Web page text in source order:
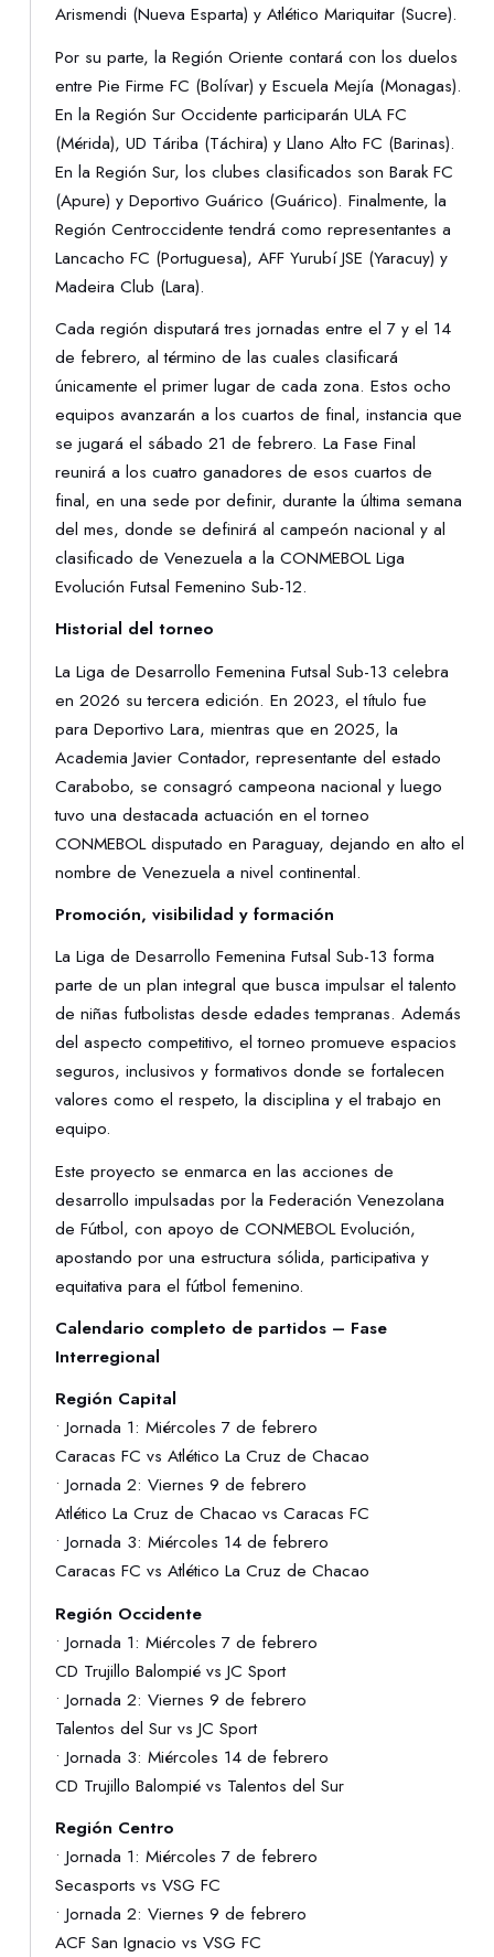
Arismendi (Nueva Esparta) y Atlético Mariquitar (Sucre).
Por su parte, la Región Oriente contará con los duelos
entre Pie Firme FC (Bolívar) y Escuela Mejía (Monagas).
En la Región Sur Occidente participarán ULA FC
(Mérida), UD Táriba (Táchira) y Llano Alto FC (Barinas).
En la Región Sur, los clubes clasificados son Barak FC
(Apure) y Deportivo Guárico (Guárico). Finalmente, la
Región Centroccidente tendrá como representantes a
Lancacho FC (Portuguesa), AFF Yurubí JSE (Yaracuy) y
Madeira Club (Lara).
Cada región disputará tres jornadas entre el 7 y el 14
de febrero, al término de las cuales clasificará
únicamente el primer lugar de cada zona. Estos ocho
equipos avanzarán a los cuartos de final, instancia que
se jugará el sábado 21 de febrero. La Fase Final
reunirá a los cuatro ganadores de esos cuartos de
final, en una sede por definir, durante la última semana
del mes, donde se definirá al campeón nacional y al
clasificado de Venezuela a la CONMEBOL Liga
Evolución Futsal Femenino Sub-12.
Historial del torneo
La Liga de Desarrollo Femenina Futsal Sub-13 celebra
en 2026 su tercera edición. En 2023, el título fue
para Deportivo Lara, mientras que en 2025, la
Academia Javier Contador, representante del estado
Carabobo, se consagró campeona nacional y luego
tuvo una destacada actuación en el torneo
CONMEBOL disputado en Paraguay, dejando en alto el
nombre de Venezuela a nivel continental.
Promoción, visibilidad y formación
La Liga de Desarrollo Femenina Futsal Sub-13 forma
parte de un plan integral que busca impulsar el talento
de niñas futbolistas desde edades tempranas. Además
del aspecto competitivo, el torneo promueve espacios
seguros, inclusivos y formativos donde se fortalecen
valores como el respeto, la disciplina y el trabajo en
equipo.
Este proyecto se enmarca en las acciones de
desarrollo impulsadas por la Federación Venezolana
de Fútbol, con apoyo de CONMEBOL Evolución,
apostando por una estructura sólida, participativa y
equitativa para el fútbol femenino.
Calendario completo de partidos – Fase
Interregional
Región Capital
• Jornada 1: Miércoles 7 de febrero
Caracas FC vs Atlético La Cruz de Chacao
• Jornada 2: Viernes 9 de febrero
Atlético La Cruz de Chacao vs Caracas FC
• Jornada 3: Miércoles 14 de febrero
Caracas FC vs Atlético La Cruz de Chacao
Región Occidente
• Jornada 1: Miércoles 7 de febrero
CD Trujillo Balompié vs JC Sport
• Jornada 2: Viernes 9 de febrero
Talentos del Sur vs JC Sport
• Jornada 3: Miércoles 14 de febrero
CD Trujillo Balompié vs Talentos del Sur
Región Centro
• Jornada 1: Miércoles 7 de febrero
Secasports vs VSG FC
• Jornada 2: Viernes 9 de febrero
ACF San Ignacio vs VSG FC